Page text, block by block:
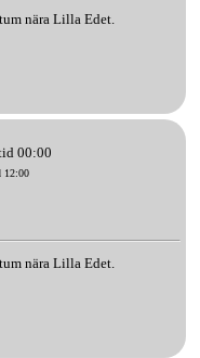
nära Lilla Edet.
00:00
12:00
nära Lilla Edet.